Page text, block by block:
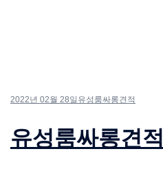
2022년 02월 28일 유성룸싸롱견적
유성룸싸롱견적